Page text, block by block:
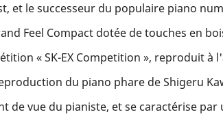
et le successeur du populaire piano
Feel Compact dotée de touches en
« SK-EX Competition », reproduit à
du piano phare de Shigeru
vue du pianiste, et se caractérise